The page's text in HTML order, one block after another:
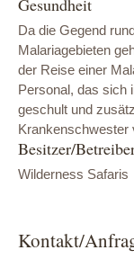
Da die Gegend
Malariagebieten
der Reise einer
Personal, das sich
geschult und
Krankenschwester
Besitzer/
Wilderness Safaris
Kontakt/